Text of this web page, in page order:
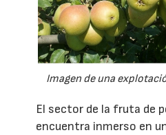
Imagen de una
El sector de la fruta de
encuentra inmerso en